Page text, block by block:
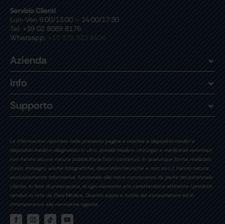
Servizio Clienti
Lun-Ven 9:00/13:00 – 14:00/17:30
Tel: +39 02 8089 8176
Whatsapp: +39 375 933 8426
Azienda
Info
Supporto
Le informazioni riportate nella presente pagina e relative a dispositivi medici e
dispositivi medico-diagnostici in vitro, presidi medico-chirurgici e medicinali veterinari
non hanno alcuna natura pubblicitaria.Tutti i contenuti, in qualunque forma realizzati,
(testi, immagini, anche fotografiche, descrizioni tecniche e non, ecc.), hanno natura
esclusivamente informativa, funzionale alla mera conoscenza da parte del potenziale
cliente, in fase di preacquisto, di ogni elemento e/o caratteristica attinente i prodotti
venduti in rete da Oasi Medica. Quanto sopra a tutela del consumatore ed in
ottemperanza alla normativa vigente.